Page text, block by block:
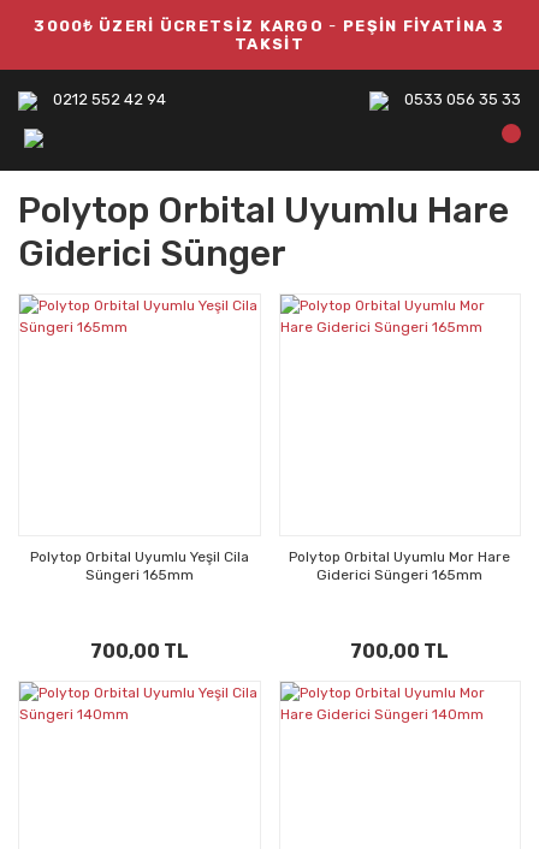
3000₺ ÜZERİ ÜCRETSİZ KARGO - PEŞİN FİYATİNA 3
TAKSİT
0212 552 42 94 0533 056 35 33
Polytop Orbital Uyumlu Hare
Giderici Sünger
Polytop Orbital Uyumlu Yeşil Cila
Süngeri 165mm
700,00 TL
Polytop Orbital Uyumlu Mor Hare
Giderici Süngeri 165mm
700,00 TL